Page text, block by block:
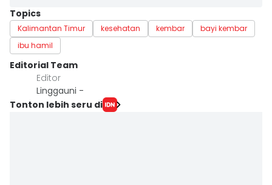
Topics
Kalimantan Timur kesehatan kembar
bayi kembar
ibu hamil
Editorial Team
Editor
Linggauni -
Tonton lebih seru di